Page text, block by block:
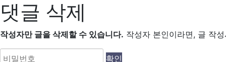
댓글 삭제
작성자만 글을 삭제할 수 있습니다. 작성자 본인이라면, 글 작